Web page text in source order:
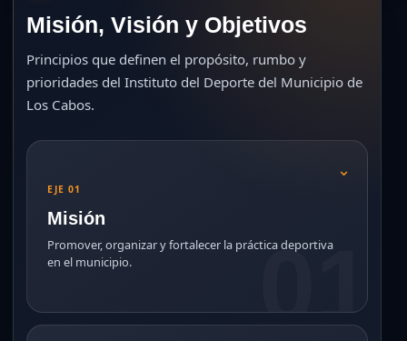
Misión, Visión y Objetivos
Principios que definen el propósito, rumbo y
prioridades del Instituto del Deporte del Municipio de
Los Cabos.
EJE 01
Misión
Promover, organizar y fortalecer la práctica deportiva
en el municipio.
⌄